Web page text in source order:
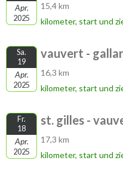
Apr.
2025
15,4 km
kilometer, start und
Sa.
19
Apr.
2025
vauvert -
16,3 km
kilometer, start und
Fr.
18
Apr.
2025
st. gilles -
17,3 km
kilometer, start und